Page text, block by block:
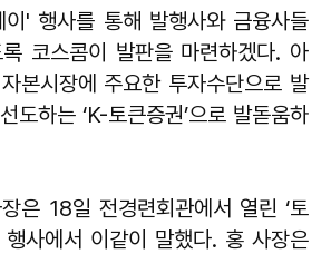
이' 행사를 통해 발행사와 금융사들
코스콤이 발판을 마련하겠다. 아
본시장에 주요한 투자수단으로 발
도하는 ‘K-토큰증권’으로 발돋움하
은 18일 전경련회관에서 열린 ‘토
행사에서 이같이 말했다. 홍 사장은